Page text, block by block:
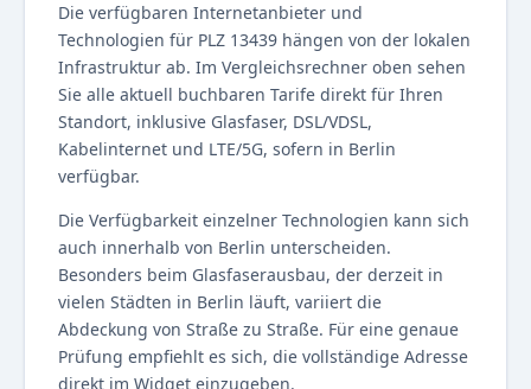
Die verfügbaren Internetanbieter und
Technologien für PLZ 13439 hängen von der lokalen
Infrastruktur ab. Im Vergleichsrechner oben sehen
Sie alle aktuell buchbaren Tarife direkt für Ihren
Standort, inklusive Glasfaser, DSL/VDSL,
Kabelinternet und LTE/5G, sofern in Berlin
verfügbar.
Die Verfügbarkeit einzelner Technologien kann sich
auch innerhalb von Berlin unterscheiden.
Besonders beim Glasfaserausbau, der derzeit in
vielen Städten in Berlin läuft, variiert die
Abdeckung von Straße zu Straße. Für eine genaue
Prüfung empfiehlt es sich, die vollständige Adresse
direkt im Widget einzugeben.